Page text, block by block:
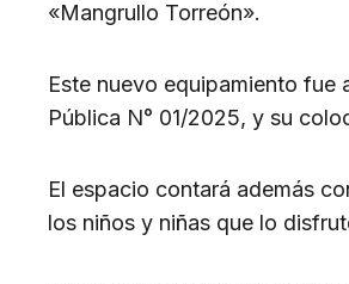
«Mangrullo Torreón».
Este nuevo equipamiento fue
Pública N° 01/2025, y su
El espacio contará además
los niños y niñas que lo